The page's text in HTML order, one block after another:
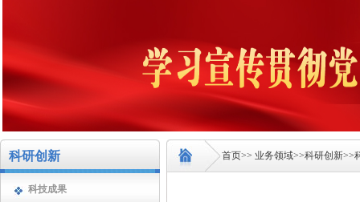
科研创新
科技成果
首页>> 业务领域>>科研创新>>